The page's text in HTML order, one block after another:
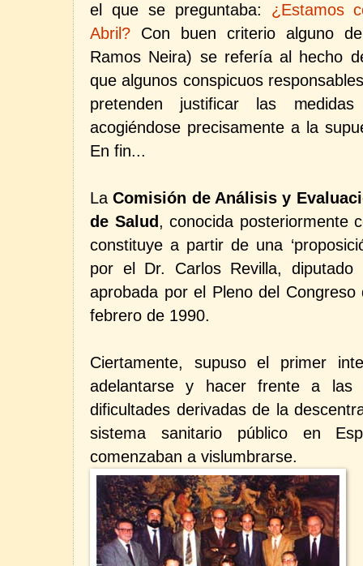
el que se preguntaba: ¿Estamos
Abril?
Con buen criterio alguno
Ramos Neira) se refería al hecho
que algunos conspicuos
pretenden justificar las
acogiéndose precisamente a la
En fin...
LaComisión de Análisis y
de Salud, conocida posteriormente
constituye a partir de una
por el Dr. Carlos Revilla,
aprobada por el Pleno del
febrero de 1990.
Ciertamente, supuso el primer
adelantarse y hacer frente a las
dificultades derivadas de la
sistema sanitario público en
comenzaban a vislumbrarse.